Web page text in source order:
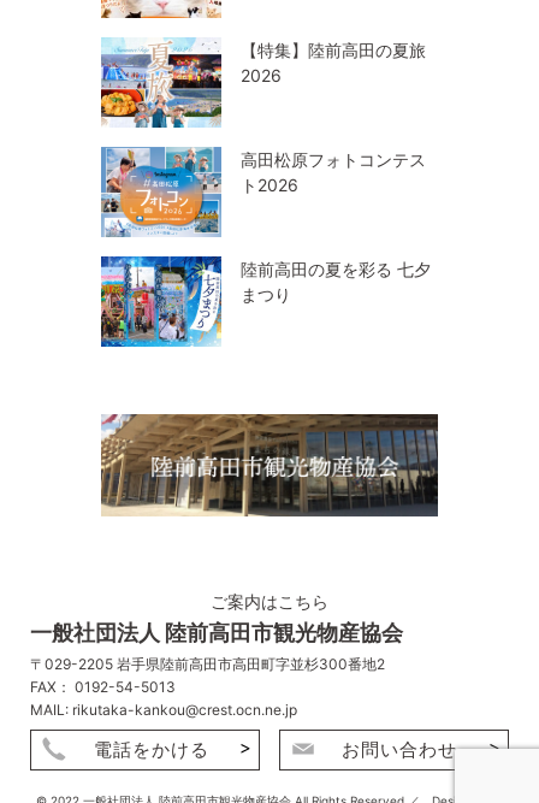
【特集】陸前高田の夏旅
2026
高田松原フォトコンテス
ト2026
陸前高田の夏を彩る 七夕
まつり
ご案内はこちら
一般社団法人 陸前高田市観光物産協会
〒029-2205 岩手県陸前高田市高田町字並杉300番地2
FAX： 0192-54-5013
MAIL: rikutaka-kankou@crest.ocn.ne.jp
電話をかける お問い合わせ